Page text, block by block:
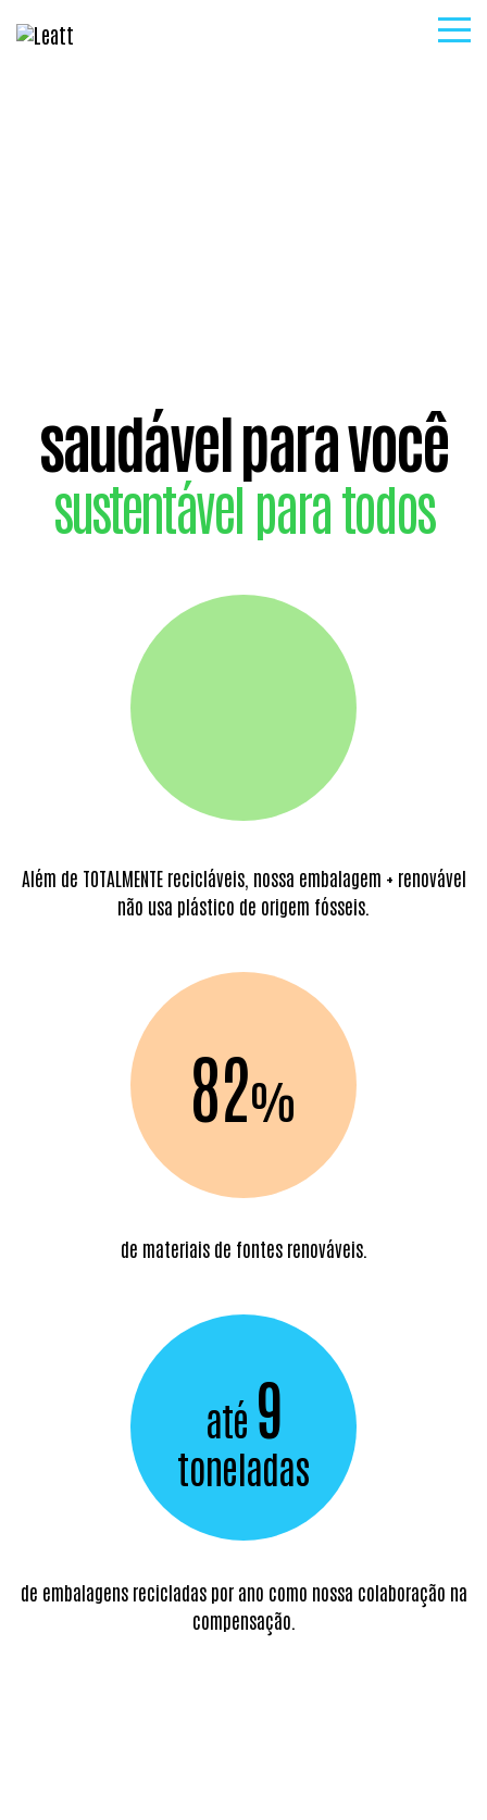
saudável para você
sustentável para todos
Além de TOTALMENTE recicláveis, nossa embalagem + renovável
não usa plástico de origem fósseis.
82%
de materiais de fontes renováveis.
até 9
toneladas
de embalagens recicladas por ano como nossa colaboração na
compensação.